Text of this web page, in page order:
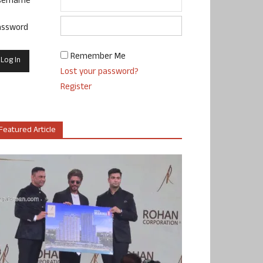
Remember Me
Lost your password?
Register
Article